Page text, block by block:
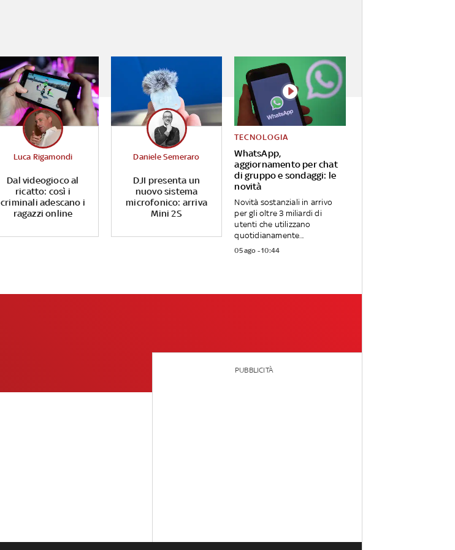
Dal videogioco al
ricatto: così i
criminali adescano i
ragazzi online
Luca Rigamondi
DJI presenta un
nuovo sistema
microfonico: arriva
Mini 2S
Daniele Semeraro
WhatsApp,
aggiornamento per chat
di gruppo e sondaggi: le
novità
TECNOLOGIA
Novità sostanziali in arrivo
per gli oltre 3 miliardi di
utenti che utilizzano
quotidianamente...
05 ago - 10:44
PUBBLICITÀ